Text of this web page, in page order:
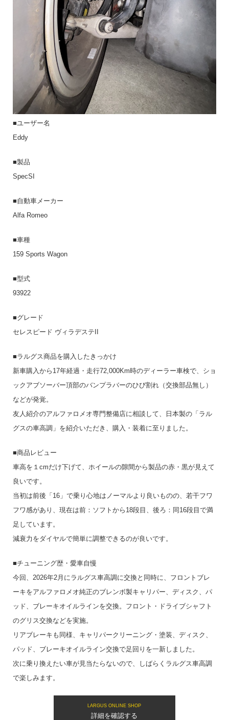
■ユーザー名
Eddy
■製品
SpecSI
■自動車メーカー
Alfa Romeo
■車種
159 Sports Wagon
■型式
93922
■グレード
セレスピード ヴィラデステII
■ラルグス商品を購入したきっかけ
新車購入から17年経過・走行72,000Km時のディーラー車検で、ショ
ックアブソーバー頂部のバンプラバーのひび割れ（交換部品無し）
などが発覚。
友人紹介のアルファロメオ専門整備店に相談して、日本製の「ラル
グスの車高調」を紹介いただき、購入・装着に至りました。
■商品レビュー
車高を１cmだけ下げて、ホイールの隙間から製品の赤・黒が見えて
良いです。
当初は前後「16」で乗り心地はノーマルより良いものの、若干フワ
フワ感があり、現在は前：ソフトから18段目、後ろ：同16段目で満
足しています。
減衰力をダイヤルで簡単に調整できるのが良いです。
■チューニング歴・愛車自慢
今回、2026年2月にラルグス車高調に交換と同時に、フロントブレ
ーキをアルファロメオ純正のブレンボ製キャリパー、ディスク、パ
ッド、ブレーキオイルラインを交換。フロント・ドライブシャフト
のグリス交換などを実施。
リアブレーキも同様、キャリパークリーニング・塗装、ディスク、
パッド、ブレーキオイルライン交換で足回りを一新しました。
次に乗り換えたい車が見当たらないので、しばらくラルグス車高調
で楽しみます。
LARGUS ONLINE SHOP
詳細を確認する